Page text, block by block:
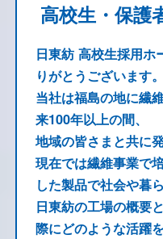
高校生・保護
日東紡 高校生採用ホ
りがとうございます。
当社は福島の地に繊
来100年以上の間、
地域の皆さまと共に
現在では繊維事業で
した製品で社会や暮
日東紡の工場の概要
際にどのような活躍